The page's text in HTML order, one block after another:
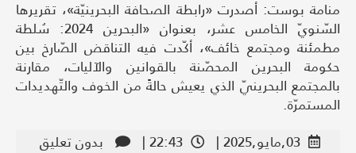
منامة بوست: أصدرت «رابطة الصحافة البحرينيّة»، تقريرها
السّنويّ الخامس عشر، بعنوان «البحرين 2024: سُلطة
مطمئنة ومجتمع خائف»، أكّدت فيه التناقض الصّارخ بين
حكومة البحرين المحصّنة بالقوانين والآليات، مقارنة
بالمجتمع البحرينيّ الذي يعيش حالةً من الخوف والتّهديدات
المستمرّة.
03,مايو,2025 |
22:43 | بدون تعليق